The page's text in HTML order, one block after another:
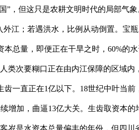
”，但这只是农耕文明时代的局部气
江；若遇洪水，比例从动倒置。宝
总量，即便正在干旱之时，60%的
类次要糊口正在由内江保障的区域
一直正在1亿以下。18世纪中叶当
增加，曲逼13亿大关。生齿取资本